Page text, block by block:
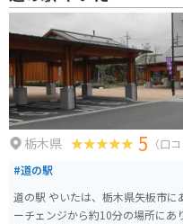
栃木県 5 （口
#道の駅
道の駅 やいたは、栃木県矢板市にある道の駅です。
ーチェンジから約10分の場所にあ